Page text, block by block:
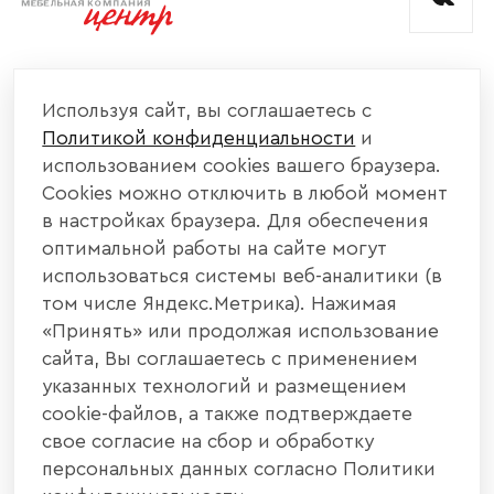
КАТАЛОГ МЕБЕЛИ
ИНФОРМАЦИЯ
НАШИ КОНТАКТЫ
+7 800 700 20 58
440004, г. Пенза, ул. Рябова, д. 31
info@interier-center.ru
Используя сайт, вы соглашаетесь с
Политикой конфиденциальности и
использованием cookies вашего браузера.
Cookies можно отключить в любой момент
в настройках браузера. Для обеспечения
оптимальной работы на сайте могут
использоваться системы веб-аналитики (в
том числе Яндекс.Метрика). Нажимая
«Принять» или продолжая использование
сайта, Вы соглашаетесь с применением
указанных технологий и размещением
cookie-файлов, а также подтверждаете
свое согласие на сбор и обработку
персональных данных согласно Политики